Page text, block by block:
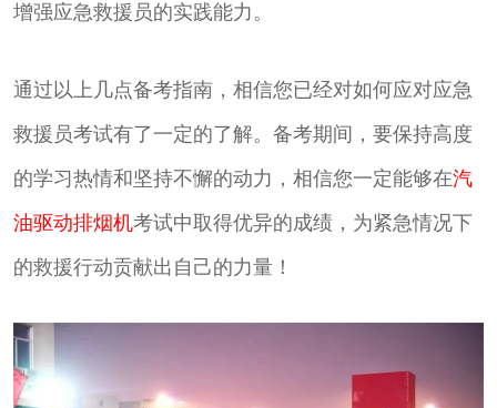
增强应急救援员的实践能力。
通过以上几点备考指南，相信您已经对如何应对应急
救援员考试有了一定的了解。备考期间，要保持高度
的学习热情和坚持不懈的动力，相信您一定能够在汽
油驱动排烟机考试中取得优异的成绩，为紧急情况下
的救援行动贡献出自己的力量！